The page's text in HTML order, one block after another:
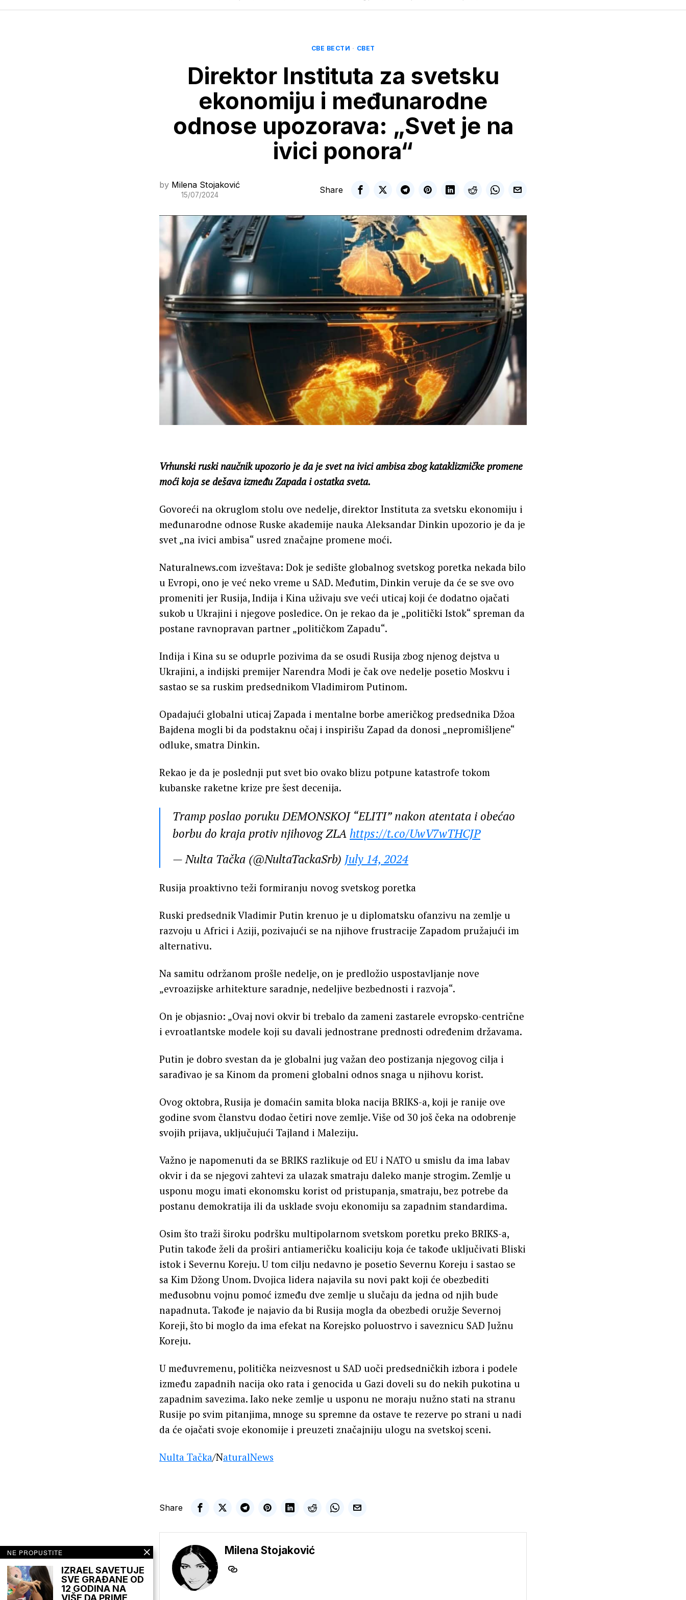
СВЕ ВЕСТИ · СВЕТ
Direktor Instituta za svetsku
ekonomiju i međunarodne
odnose upozorava: „Svet je na
ivici ponora“
by Milena Stojaković
15/07/2024
Share
Vrhunski ruski naučnik upozorio je da je svet na ivici ambisa zbog kataklizmičke promene
moći koja se dešava između Zapada i ostatka sveta.
Govoreći na okruglom stolu ove nedelje, direktor Instituta za svetsku ekonomiju i
međunarodne odnose Ruske akademije nauka Aleksandar Dinkin upozorio je da je
svet „na ivici ambisa“ usred značajne promene moći.
Naturalnews.com izveštava: Dok je sedište globalnog svetskog poretka nekada bilo
u Evropi, ono je već neko vreme u SAD. Međutim, Dinkin veruje da će se sve ovo
promeniti jer Rusija, Indija i Kina uživaju sve veći uticaj koji će dodatno ojačati
sukob u Ukrajini i njegove posledice. On je rekao da je „politički Istok“ spreman da
postane ravnopravan partner „političkom Zapadu“.
Indija i Kina su se oduprle pozivima da se osudi Rusija zbog njenog dejstva u
Ukrajini, a indijski premijer Narendra Modi je čak ove nedelje posetio Moskvu i
sastao se sa ruskim predsednikom Vladimirom Putinom.
Opadajući globalni uticaj Zapada i mentalne borbe američkog predsednika Džoa
Bajdena mogli bi da podstaknu očaj i inspirišu Zapad da donosi „nepromišljene“
odluke, smatra Dinkin.
Rekao je da je poslednji put svet bio ovako blizu potpune katastrofe tokom
kubanske raketne krize pre šest decenija.
Tramp poslao poruku DEMONSKOJ “ELITI” nakon atentata i obećao
borbu do kraja protiv njihovog ZLAhttps://t.co/UwV7wTHCJP
— Nulta Tačka (@NultaTackaSrb) July 14, 2024
Rusija proaktivno teži formiranju novog svetskog poretka
Ruski predsednik Vladimir Putin krenuo je u diplomatsku ofanzivu na zemlje u
razvoju u Africi i Aziji, pozivajući se na njihove frustracije Zapadom pružajući im
alternativu.
Na samitu održanom prošle nedelje, on je predložio uspostavljanje nove
„evroazijske arhitekture saradnje, nedeljive bezbednosti i razvoja“.
On je objasnio: „Ovaj novi okvir bi trebalo da zameni zastarele evropsko-centrične
i evroatlantske modele koji su davali jednostrane prednosti određenim državama.
Putin je dobro svestan da je globalni jug važan deo postizanja njegovog cilja i
sarađivao je sa Kinom da promeni globalni odnos snaga u njihovu korist.
Ovog oktobra, Rusija je domaćin samita bloka nacija BRIKS-a, koji je ranije ove
godine svom članstvu dodao četiri nove zemlje. Više od 30 još čeka na odobrenje
svojih prijava, uključujući Tajland i Maleziju.
Važno je napomenuti da se BRIKS razlikuje od EU i NATO u smislu da ima labav
okvir i da se njegovi zahtevi za ulazak smatraju daleko manje strogim. Zemlje u
usponu mogu imati ekonomsku korist od pristupanja, smatraju, bez potrebe da
postanu demokratija ili da usklade svoju ekonomiju sa zapadnim standardima.
Osim što traži široku podršku multipolarnom svetskom poretku preko BRIKS-a,
Putin takođe želi da proširi antiameričku koaliciju koja će takođe uključivati Bliski
istok i Severnu Koreju. U tom cilju nedavno je posetio Severnu Koreju i sastao se
sa Kim Džong Unom. Dvojica lidera najavila su novi pakt koji će obezbediti
međusobnu vojnu pomoć između dve zemlje u slučaju da jedna od njih bude
napadnuta. Takođe je najavio da bi Rusija mogla da obezbedi oružje Severnoj
Koreji, što bi moglo da ima efekat na Korejsko poluostrvo i saveznicu SAD Južnu
Koreju.
U međuvremenu, politička neizvesnost u SAD uoči predsedničkih izbora i podele
između zapadnih nacija oko rata i genocida u Gazi doveli su do nekih pukotina u
zapadnim savezima. Iako neke zemlje u usponu ne moraju nužno stati na stranu
Rusije po svim pitanjima, mnoge su spremne da ostave te rezerve po strani u nadi
da će ojačati svoje ekonomije i preuzeti značajniju ulogu na svetskoj sceni.
Nulta Tačka/NaturalNews
Share
Milena Stojaković
NE PROPUSTITE
IZRAEL SAVETUJE
SVE GRAĐANE OD
12 GODINA NA
VIŠE DA PRIME